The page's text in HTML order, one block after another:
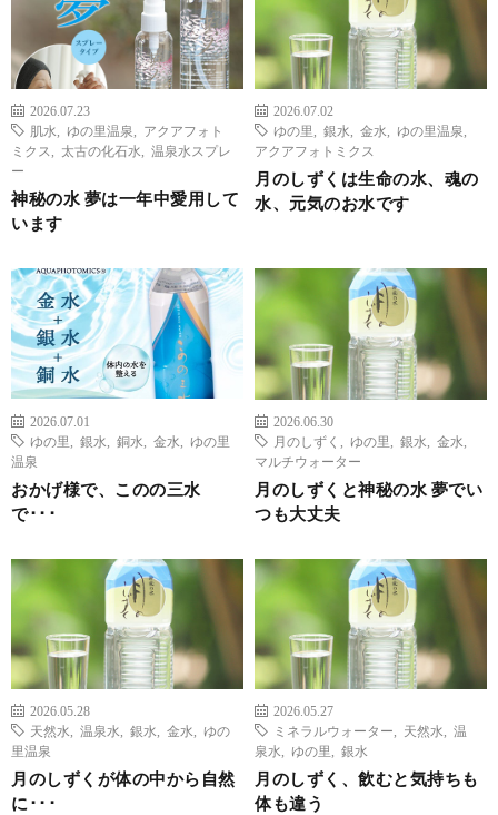
2026.07.23
肌水
ゆの里温泉
アクアフォト
ミクス
太古の化石水
温泉水スプレ
ー
神秘の水 夢は一年中愛用して
います
2026.07.02
ゆの里
銀水 金水 ゆの里温泉
アクアフォトミクス
月のしずくは生命の水、魂の
水、元気のお水です
2026.07.01
ゆの里
銀水 銅水 金水
ゆの里
温泉
おかげ様で、このの三水
で･･･
2026.06.30
月のしずく
ゆの里 銀水 金水
マルチウォーター
月のしずくと神秘の水 夢でい
つも大丈夫
2026.05.28
天然水
温泉水 銀水 金水
ゆの
里温泉
月のしずくが体の中から自然
に･･･
2026.05.27
ミネラルウォーター
天然水
温
泉水
ゆの里 銀水
月のしずく、飲むと気持ちも
体も違う